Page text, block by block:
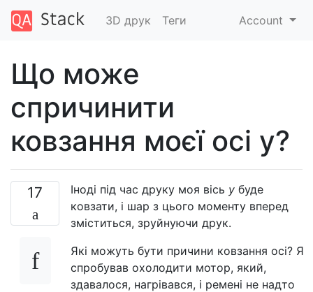
3D друк Теги Account
Що може
спричинити
ковзання моєї осі y?
17 Іноді під час друку моя вісь y буде
ковзати, і шар з цього моменту вперед
зміститься, зруйнуючи друк.
Які можуть бути причини ковзання осі? Я
спробував охолодити мотор, який,
здавалося, нагрівався, і ремені не надто